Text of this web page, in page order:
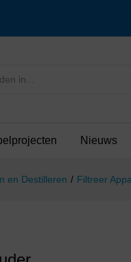
Nieuws
en Destilleren / Filtreer